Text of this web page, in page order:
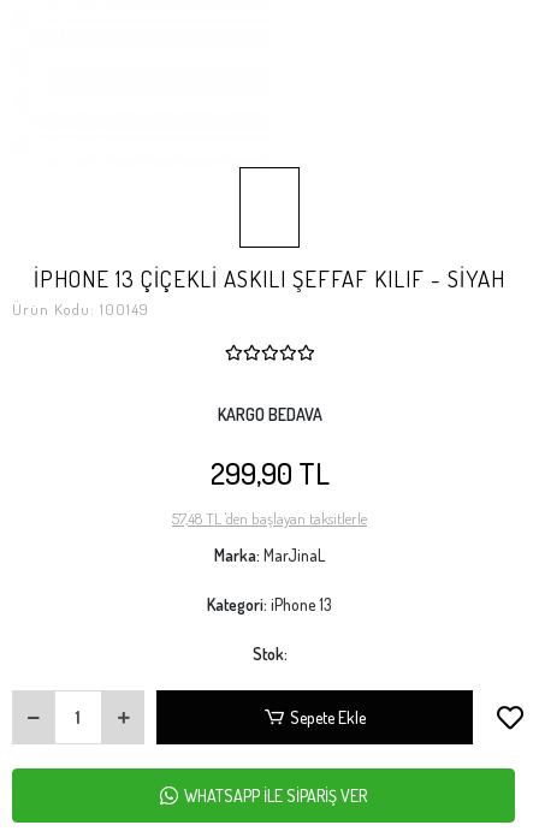
İPHONE 13 ÇİÇEKLİ ASKILI ŞEFFAF KILIF - SİYAH
Ürün Kodu: 100149
KARGO BEDAVA
299,90 TL
57,48 TL 'den başlayan taksitlerle
Marka: MarJinaL
Kategori: iPhone 13
Stok:
Sepete Ekle
WHATSAPP İLE SİPARİŞ VER